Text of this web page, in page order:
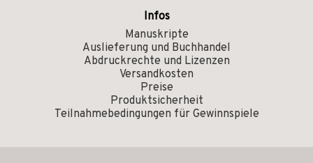
Infos
Manuskripte
Auslieferung und Buchhandel
Abdruckrechte und Lizenzen
Versandkosten
Preise
Produktsicherheit
Teilnahmebedingungen für Gewinnspiele